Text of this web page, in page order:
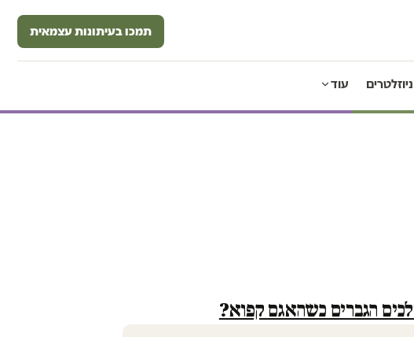
תמכו בעיתונות עצמאית
ניוזלטרים עוד
הגברים כשהאגם קפוא?